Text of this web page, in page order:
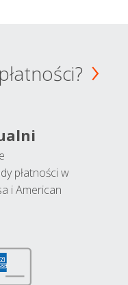
płatności w
i American